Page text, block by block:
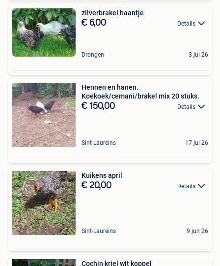
zilverbrakel haantje
€ 6,00 Details
Drongen 3 jul 26
Hennen en hanen.
Koekoek/cemani/brakel mix 20 stuks.
€ 150,00 Details
Sint-Laureins 17 jul 26
Kuikens april
€ 20,00 Details
Sint-Laureins 9 jun 26
Cochin kriel wit koppel